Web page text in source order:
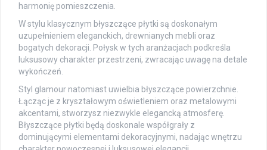
harmonię pomieszczenia.
W stylu klasycznym błyszczące płytki są doskonałym
uzupełnieniem eleganckich, drewnianych mebli oraz
bogatych dekoracji. Połysk w tych aranżacjach podkreśla
luksusowy charakter przestrzeni, zwracając uwagę na detale
wykończeń.
Styl glamour natomiast uwielbia błyszczące powierzchnie.
Łącząc je z kryształowym oświetleniem oraz metalowymi
akcentami, stworzysz niezwykle elegancką atmosferę.
Błyszczące płytki będą doskonale współgrały z
dominującymi elementami dekoracyjnymi, nadając wnętrzu